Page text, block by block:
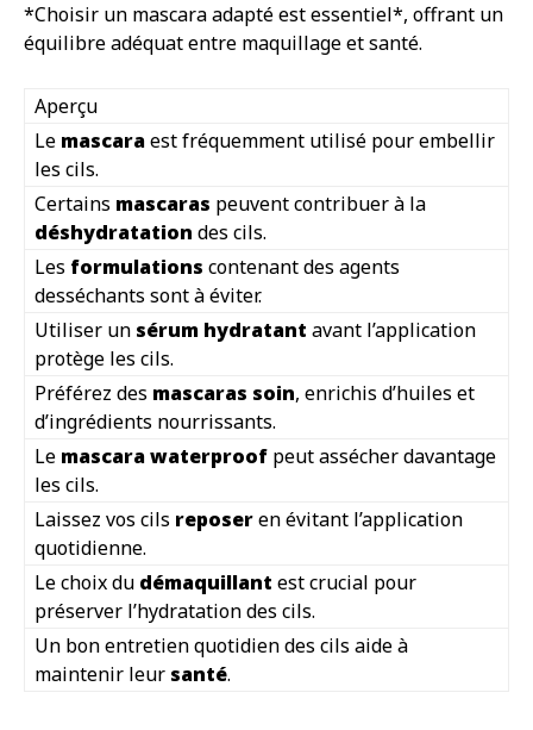
*Choisir un mascara adapté est essentiel*, offrant un
équilibre adéquat entre maquillage et santé.
Aperçu
Le mascaraest fréquemment utilisé pour embellir
les cils.
Certains mascaras peuvent contribuer à la
déshydratation des cils.
Les formulations contenant des agents
desséchants sont à éviter.
Utiliser un sérum hydratant avant l’application
protège les cils.
Préférez des mascaras soin, enrichis d’huiles et
d’ingrédients nourrissants.
Le mascara waterproof peut assécher davantage
les cils.
Laissez vos cils reposeren évitant l’application
quotidienne.
Le choix du démaquillant est crucial pour
préserver l’hydratation des cils.
Un bon entretien quotidien des cils aide à
maintenir leur santé.